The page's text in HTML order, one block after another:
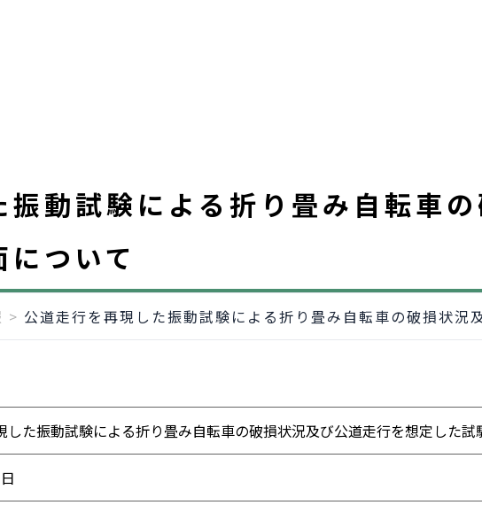
動試験による折り畳み自転車
ついて
> 公道走行を再現した振動試験による折り畳み自転車の破損状況
した振動試験による折り畳み自転車の破損状況及び公道走行を想定した試